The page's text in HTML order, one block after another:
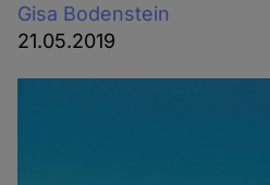
Gisa Bodenstein
21.05.2019